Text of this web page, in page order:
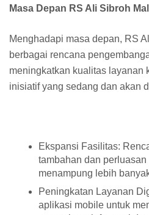
Masa Depan RS Ali Sibroh
Menghadapi masa depan, RS
berbagai rencana
meningkatkan kualitas layanan
inisiatif yang sedang dan akan
Ekspansi Fasilitas:
tambahan dan
menampung lebih
Peningkatan Layanan
aplikasi mobile untuk